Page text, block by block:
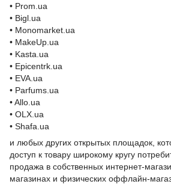
• Prom.ua
• Bigl.ua
• Monomarket.ua
• MakeUp.ua
• Kasta.ua
• Epicentrk.ua
• EVA.ua
• Parfums.ua
• Allo.ua
• OLX.ua
• Shafa.ua
и любых других открытых площадок,
доступ к товару широкому кругу
продажа в собственных интернет-
магазинах и физических оффлайн-